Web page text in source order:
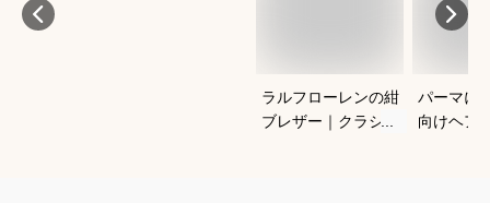
ラルフローレンの紺
ブレザー｜クラシッ
パーマに
向けヘア